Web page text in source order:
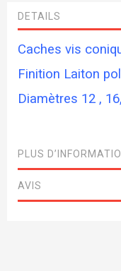
DETAILS
Caches vis
Finition Laiton
Diamètres 12 ,
PLUS
AVIS